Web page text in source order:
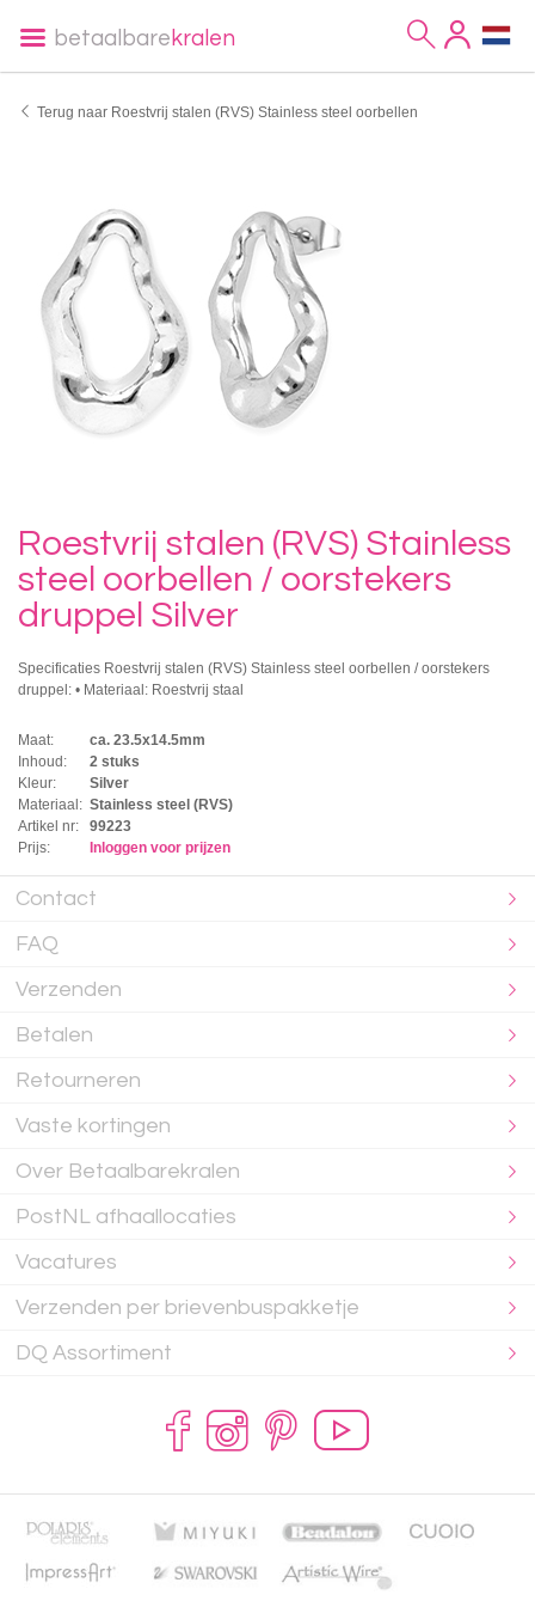
betaalbare kralen
Terug naar Roestvrij stalen (RVS) Stainless steel oorbellen
Roestvrij stalen (RVS) Stainless
steel oorbellen / oorstekers
druppel Silver
Specificaties Roestvrij stalen (RVS) Stainless steel oorbellen / oorstekers
druppel: • Materiaal: Roestvrij staal
Maat:
ca. 23.5x14.5mm
Inhoud:
2 stuks
Kleur:
Silver
Materiaal: Stainless steel (RVS)
Artikel nr:
99223
Prijs:
Inloggen voor prijzen
Contact
FAQ
Verzenden
Betalen
Retourneren
Vaste kortingen
Over Betaalbarekralen
PostNL afhaallocaties
Vacatures
Verzenden per brievenbuspakketje
DQ Assortiment